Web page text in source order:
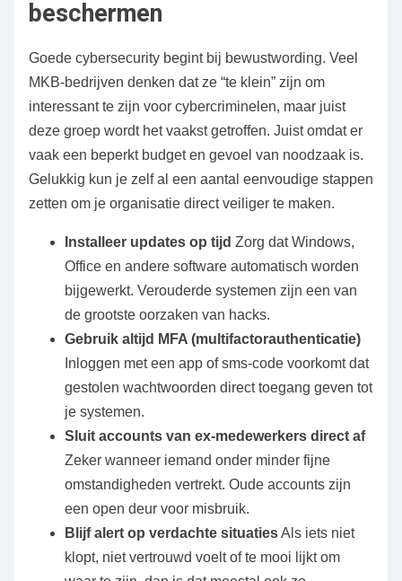
beschermen
Goede cybersecurity begint bij bewustwording. Veel
MKB‑bedrijven denken dat ze “te klein” zijn om
interessant te zijn voor cybercriminelen, maar juist
deze groep wordt het vaakst getroffen. Juist omdat er
vaak een beperkt budget en gevoel van noodzaak is.
Gelukkig kun je zelf al een aantal eenvoudige stappen
zetten om je organisatie direct veiliger te maken.
Installeer updates op tijd Zorg dat Windows,
Office en andere software automatisch worden
bijgewerkt. Verouderde systemen zijn een van
de grootste oorzaken van hacks.
Gebruik altijd MFA (multifactorauthenticatie)
Inloggen met een app of sms‑code voorkomt dat
gestolen wachtwoorden direct toegang geven tot
je systemen.
Sluit accounts van ex‑medewerkers direct af
Zeker wanneer iemand onder minder fijne
omstandigheden vertrekt. Oude accounts zijn
een open deur voor misbruik.
Blijf alert op verdachte situatiesAls iets niet
klopt, niet vertrouwd voelt of te mooi lijkt om